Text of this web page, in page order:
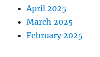
April 2025
March 2025
February 2025